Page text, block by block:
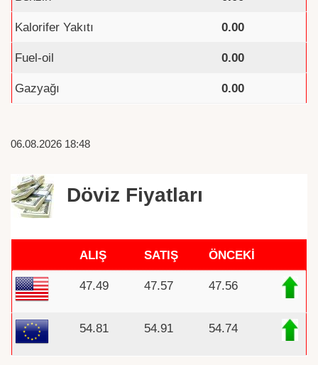
Kalorifer Yakıtı 0.00
Fuel-oil 0.00
Gazyağı 0.00
06.08.2026 18:48
Döviz Fiyatları
ALIŞ SATIŞ ÖNCEKİ
47.49 47.57 47.56
54.81 54.91 54.74